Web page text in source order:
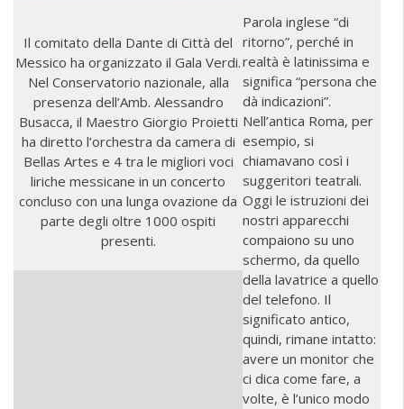
Il comitato della Dante di Città del
Messico ha organizzato il Gala Verdi.
Nel Conservatorio nazionale, alla
presenza dell’Amb. Alessandro
Busacca, il Maestro Giorgio Proietti
ha diretto l’orchestra da camera di
Bellas Artes e 4 tra le migliori voci
liriche messicane in un concerto
concluso con una lunga ovazione da
parte degli oltre 1000 ospiti
presenti.
Parola inglese “di
ritorno”, perché in
realtà è latinissima e
significa “persona che
dà indicazioni”.
Nell’antica Roma, per
esempio, si
chiamavano così i
suggeritori teatrali.
Oggi le istruzioni dei
nostri apparecchi
compaiono su uno
schermo, da quello
della lavatrice a quello
del telefono. Il
significato antico,
quindi, rimane intatto:
avere un monitor che
ci dica come fare, a
volte, è l’unico modo